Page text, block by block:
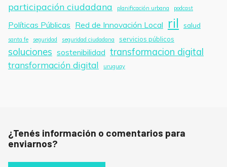
participación ciudadana planificación urbana podcast
Políticas Públicas Red de Innovación Local ril salud
santa fe seguridad seguridad ciudadana servicios públicos
soluciones sostenibilidad transformacion digital
transformación digital uruguay
¿Tenés información o comentarios para
enviarnos?